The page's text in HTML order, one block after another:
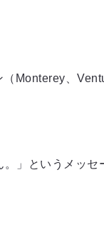
Monterey、
」というメッセ